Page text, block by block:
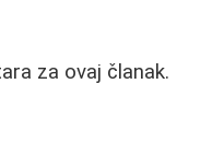
za ovaj članak.